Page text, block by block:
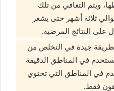
ويتم التعافي من تلك
ثلاثة أشهر حتى يشعر
على النتائج المرضية.
جيدة في التخلص من
تستخدم في المناطق الدقيقة
في المناطق التي تحتوي
فقط.